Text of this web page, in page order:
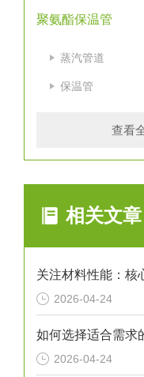
聚氨酯保温管
蒸汽管道
保温管
查看
相关文章
关注材料性能：核
2026-04-24
如何选择适合需求
2026-04-24